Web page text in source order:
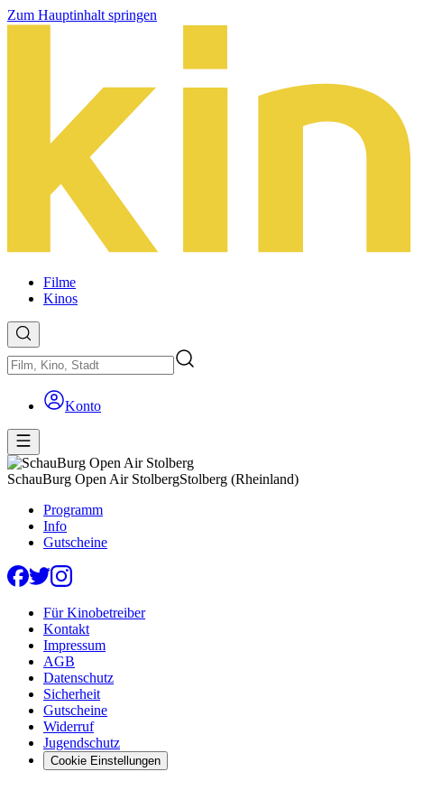
Zum Hauptinhalt springen
Filme
Kinos
Konto
SchauBurg Open Air StolbergStolberg (Rheinland)
Programm
Info
Gutscheine
Für Kinobetreiber
Kontakt
Impressum
AGB
Datenschutz
Sicherheit
Gutscheine
Widerruf
Jugendschutz
Cookie Einstellungen